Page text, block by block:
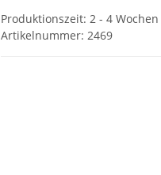
Produktionszeit: 2 - 4 Wochen
Artikelnummer: 2469